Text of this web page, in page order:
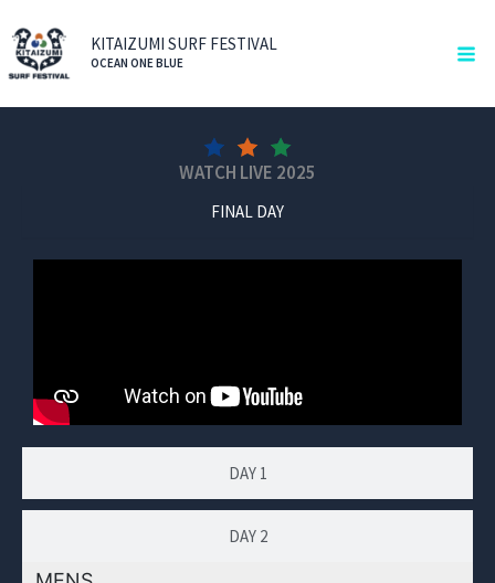
容
を
ス
KITAIZUMI SURF FESTIVAL
OCEAN ONE BLUE
WATCH LIVE 2025
FINAL DAY
DAY 1
DAY 2